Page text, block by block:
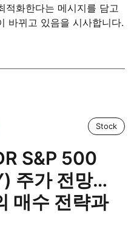
적화한다는 메시지를 담고
바뀌고 있음을 시사합니다.
Stock
S&P 500
주가 전망…
매수 전략과